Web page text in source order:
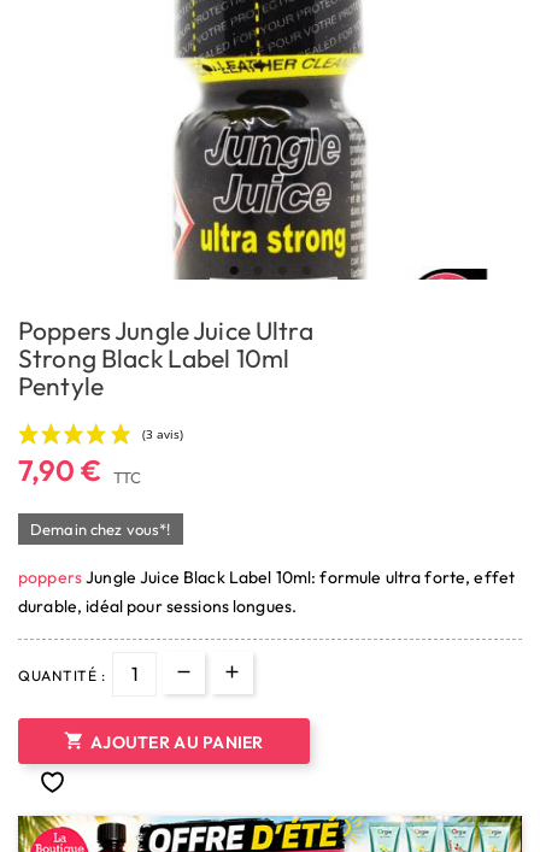
Poppers Jungle Juice Ultra
Strong Black Label 10ml
Pentyle
(3 avis)
7,90 € TTC
Demain chez vous*!
poppersJungle Juice Black Label 10ml: formule ultra forte, effet
durable, idéal pour sessions longues.
QUANTITÉ :
 AJOUTER AU PANIER